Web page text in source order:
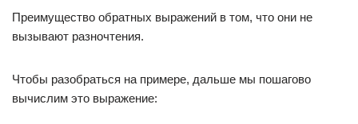
Преимущество обратных выражений в том, что они не
вызывают разночтения.
Чтобы разобраться на примере, дальше мы пошагово
вычислим это выражение: